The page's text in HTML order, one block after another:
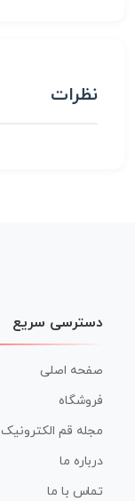
نظرات
دسترسی سریع
صفحه اصلی
فروشگاه
مجله قم الکترونیک
درباره ما
تماس با ما